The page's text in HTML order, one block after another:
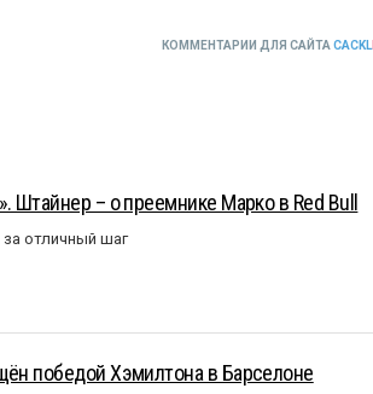
КОММЕНТАРИИ ДЛЯ САЙТА CACKL
Штайнер – о преемнике Марко в Red Bull
отличный шаг
победой Хэмилтона в Барселоне